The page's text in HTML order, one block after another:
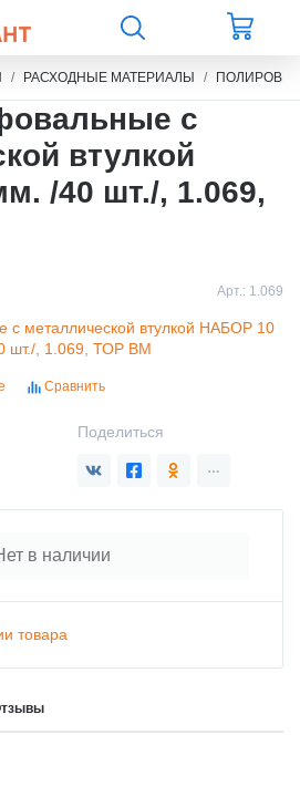
РАСХОДНЫЕ МАТЕРИАЛЫ
с
втулкой
/40 шт./, 1.069,
Арт.: 1.069
Сравнить
Поделиться
в наличии
товара